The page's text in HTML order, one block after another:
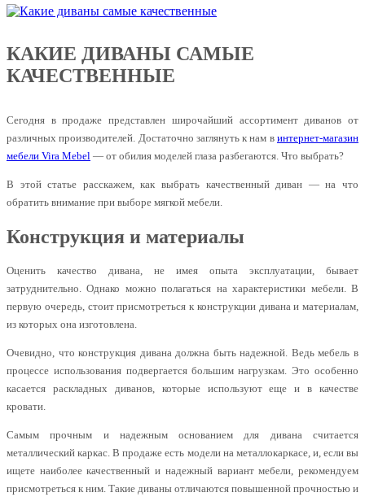
КАКИЕ ДИВАНЫ САМЫЕ
КАЧЕСТВЕННЫЕ
Сегодня в продаже представлен широчайший ассортимент диванов от
различных производителей. Достаточно заглянуть к нам в интернет-магазин
мебели Vira Mebel — от обилия моделей глаза разбегаются. Что выбрать?
В этой статье расскажем, как выбрать качественный диван — на что
обратить внимание при выборе мягкой мебели.
Конструкция и материалы
Оценить качество дивана, не имея опыта эксплуатации, бывает
затруднительно. Однако можно полагаться на характеристики мебели. В
первую очередь, стоит присмотреться к конструкции дивана и материалам,
из которых она изготовлена.
Очевидно, что конструкция дивана должна быть надежной. Ведь мебель в
процессе использования подвергается большим нагрузкам. Это особенно
касается раскладных диванов, которые используют еще и в качестве
кровати.
Самым прочным и надежным основанием для дивана считается
металлический каркас. В продаже есть модели на металлокаркасе, и, если вы
ищете наиболее качественный и надежный вариант мебели, рекомендуем
присмотреться к ним. Такие диваны отличаются повышенной прочностью и